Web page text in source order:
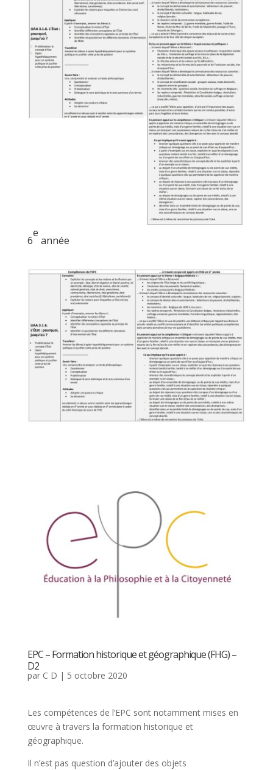
6
e
année
EPC – Formation historique et géographique (FHG) –
D2
par C D | 5 octobre 2020
Les compétences de l’EPC sont notamment mises en
œuvre à travers la formation historique et
géographique.
Il n’est pas question d’ajouter des objets